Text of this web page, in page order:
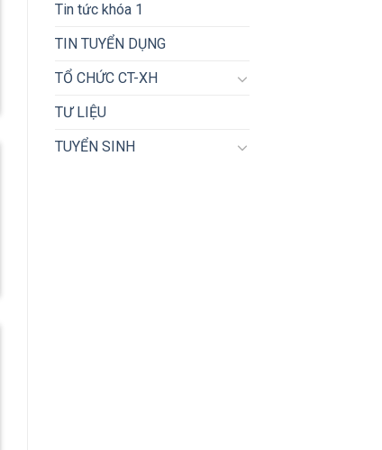
Tin tức khóa 1
TIN TUYỂN DỤNG
TỔ CHỨC CT-XH
TƯ LIỆU
TUYỂN SINH